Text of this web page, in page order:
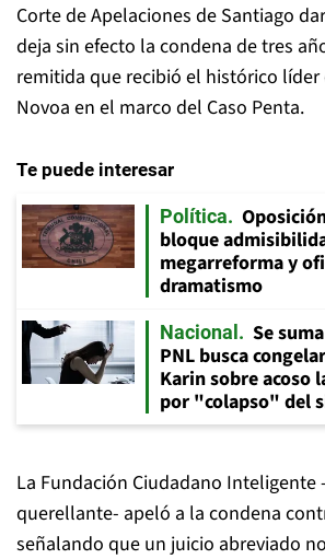
Corte de Apelaciones de Santiago
deja sin efecto la condena de tres
remitida que recibió el histórico líder
Novoa en el marco del Caso Penta.
Te puede interesar
Política
bloque
megarreforma y
dramatismo
Nacional
Se
PNL busca
Karin sobre acoso
por "colapso" del
La Fundación Ciudadano Inteligente
querellante- apeló a la condena
señalando que un juicio abreviado